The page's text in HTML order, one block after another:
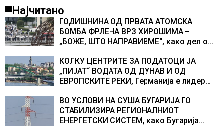
Најчитано
ГОДИШНИНА ОД ПРВАТА АТОМСКА
БОМБА ФРЛЕНА ВРЗ ХИРОШИМА –
„БОЖЕ, ШТО НАПРАВИВМЕ“, како дел од
учесниците во бомбардирањето го
доживуваа овој настан што го промени
текот на историјата
КОЛКУ ЦЕНТРИТЕ ЗА ПОДАТОЦИ ЈА
„ПИЈАТ“ ВОДАТА ОД ДУНАВ И ОД
ЕВРОПСКИТЕ РЕКИ, Германија е лидер
центри за податоци
ВО УСЛОВИ НА СУША БУГАРИЈА ГО
СТАБИЛИЗИРА РЕГИОНАЛНИОТ
ЕНЕРГЕТСКИ СИСТЕМ, како Бугарија